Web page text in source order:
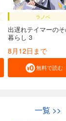
ラノベ
出遅れテイマーの
暮らし 3
8月12日まで
無料で読む
一覧 >>